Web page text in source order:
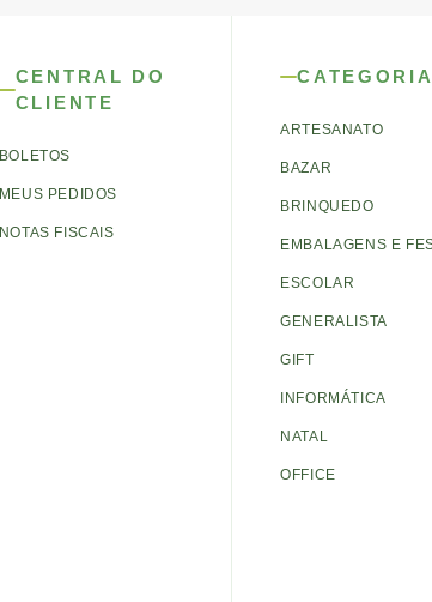
CENTRAL DO
CLIENTE
BOLETOS
MEUS PEDIDOS
NOTAS FISCAIS
ARTESANATO
BAZAR
BRINQUEDO
EMBALAGENS E
ESCOLAR
GENERALISTA
GIFT
INFORMÁTICA
NATAL
OFFICE